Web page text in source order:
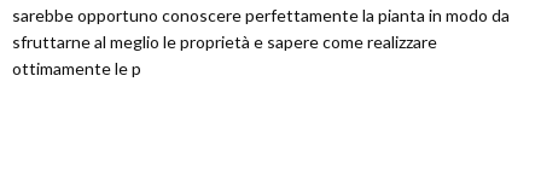
sarebbe opportuno conoscere perfettamente la pianta in modo da
sfruttarne al meglio le proprietà e sapere come realizzare
ottimamente le p